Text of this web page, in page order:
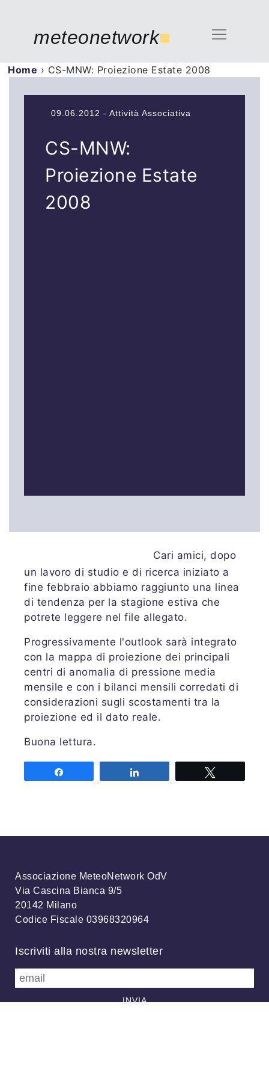
meteonetwork■
Home › CS-MNW: Proiezione Estate 2008
09.06.2012 - Attività Associativa
CS-MNW:
Proiezione Estate
2008
Cari amici, dopo
un lavoro di studio e di ricerca iniziato a
fine febbraio abbiamo raggiunto una linea
di tendenza per la stagione estiva che
potrete leggere nel file allegato.
Progressivamente l'outlook sarà integrato
con la mappa di proiezione dei principali
centri di anomalia di pressione media
mensile e con i bilanci mensili corredati di
considerazioni sugli scostamenti tra la
proiezione ed il dato reale.
Buona lettura.
Associazione MeteoNetwork OdV
Via Cascina Bianca 9/5
20142 Milano
Codice Fiscale 03968320964
Iscriviti alla nostra newsletter